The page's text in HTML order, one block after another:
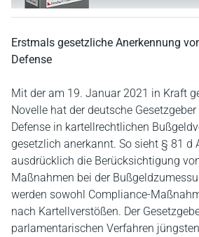
Erstmals gesetzliche Anerkennung
Defense
Mit der am 19. Januar 2021 in Kraft
Novelle hat der deutsche
Defense in kartellrechtlichen
gesetzlich anerkannt. So sieht § 81 d
ausdrücklich die Berücksichtigung
Maßnahmen bei der
werden sowohl Compliance-
nach Kartellverstößen. Der
parlamentarischen Verfahren